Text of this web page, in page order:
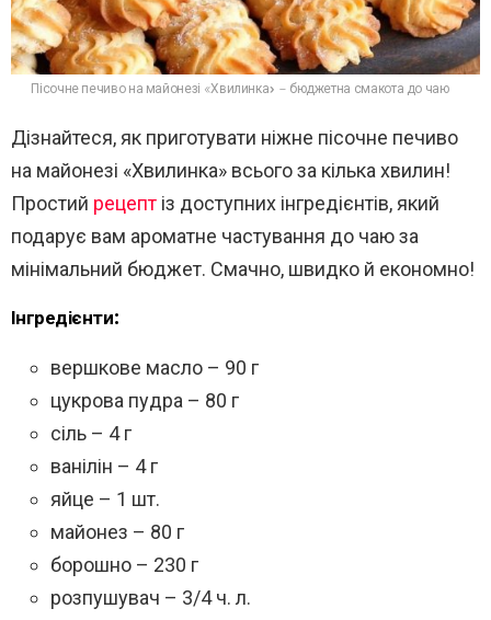
Пісочне печиво на майонезі «Хвилинка» – бюджетна смакота до чаю
Дізнайтеся, як приготувати ніжне пісочне печиво
на майонезі «Хвилинка» всього за кілька хвилин!
Простий рецепт із доступних інгредієнтів, який
подарує вам ароматне частування до чаю за
мінімальний бюджет. Смачно, швидко й економно!
Інгредієнти:
вершкове масло – 90 г
цукрова пудра – 80 г
сіль – 4 г
ванілін – 4 г
яйце – 1 шт.
майонез – 80 г
борошно – 230 г
розпушувач – 3/4 ч. л.